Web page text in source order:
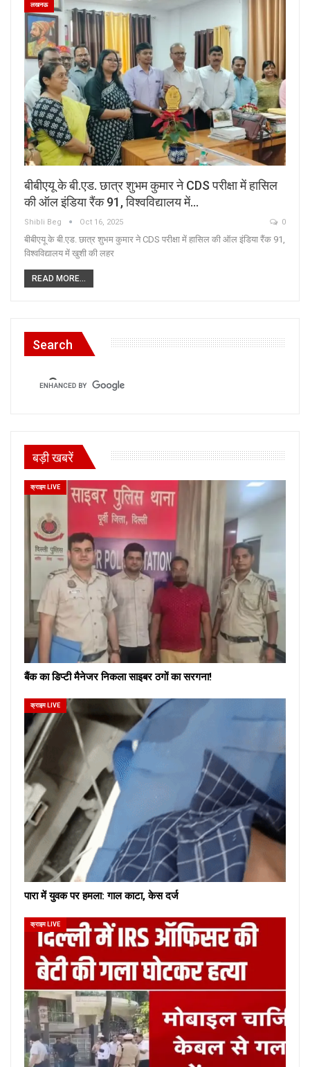
लखनऊ
बीबीएयू के बी.एड. छात्र शुभम कुमार ने CDS परीक्षा में हासिल
की ऑल इंडिया रैंक 91, विश्वविद्यालय में…
Shibli Beg Oct 16, 2025 0
बीबीएयू के बी.एड. छात्र शुभम कुमार ने CDS परीक्षा में हासिल की ऑल इंडिया रैंक 91,
विश्वविद्यालय में खुशी की लहर
READ MORE...
Search
बड़ी खबरें
क्राइम LIVE
बैंक का डिप्टी मैनेजर निकला साइबर ठगों का सरगना!
क्राइम LIVE
पारा में युवक पर हमला: गाल काटा, केस दर्ज
क्राइम LIVE